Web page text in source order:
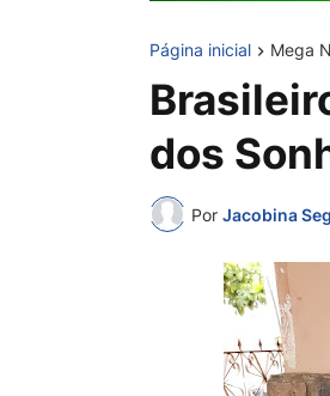
Página inicial Mega
dos
Por Jacobina